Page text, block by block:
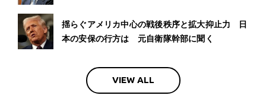
揺らぐアメリカ中心の戦後秩序と拡大抑止力 日
本の安保の行方は 元自衛隊幹部に聞く
VIEW ALL